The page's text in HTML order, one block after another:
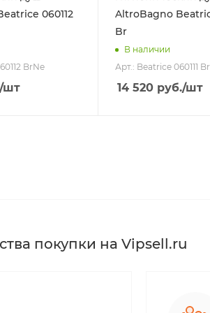
060112
BrNe
/шт
AltroBagno
Br
В наличии
Арт.: Beatrice 060111 Br
14 520руб./шт
покупки на Vipsell.ru